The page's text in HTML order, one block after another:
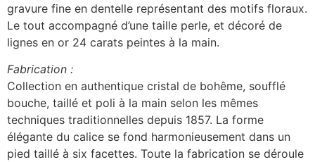
gravure fine en dentelle représentant des motifs floraux.
Le tout accompagné d’une taille perle, et décoré de
lignes en or 24 carats peintes à la main.
Fabrication :
Collection en authentique cristal de bohême, soufflé
bouche, taillé et poli à la main selon les mêmes
techniques traditionnelles depuis 1857. La forme
élégante du calice se fond harmonieusement dans un
pied taillé à six facettes. Toute la fabrication se déroule